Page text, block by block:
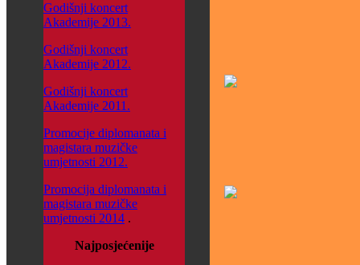
Godišnji koncert
Akademije 2013.
Godišnji koncert
Akademije 2012.
Godišnji koncert
Akademije 2011.
Promocije diplomanata i
magistara muzičke
umjetnosti 2012.
Promocija diplomanata i
magistara muzičke
umjetnosti 2014 .
Najposjećenije